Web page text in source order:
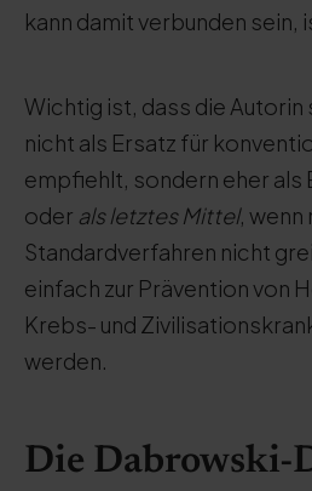
kann damit verbunden sein,
Wichtig ist, dass die
nicht als Ersatz für
empfiehlt, sondern eher als
oder als letztes Mittel, wenn
Standardverfahren nicht
einfach zur Prävention von
Krebs- und
werden.
Die Dabrowski-